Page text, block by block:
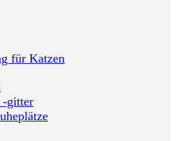
für Katzen
-gitter